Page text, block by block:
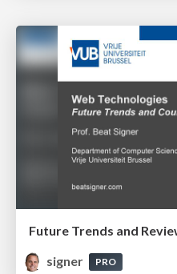
signer
PRO